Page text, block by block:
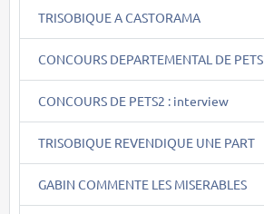
TRISOBIQUE A CASTORAMA
CONCOURS DEPARTEMENTAL DE PETS
CONCOURS DE PETS2 : interview
TRISOBIQUE REVENDIQUE UNE PART
GABIN COMMENTE LES MISERABLES